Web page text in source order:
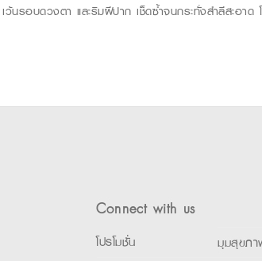
รอบดวงตา และริมฝีปาก เช็ดซ้ำจนกระทั่งสำลีสะอาด
Connect with us
โปรโมชั่น มุมสุขภ